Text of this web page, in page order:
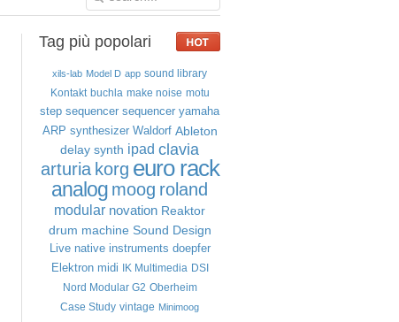
Tag più popolari
xils-lab Model D app sound library
Kontakt buchla make noise motu
step sequencer sequencer yamaha
ARP synthesizer Waldorf Ableton
delay synth ipad clavia
arturia korg euro rack
analog moog roland
modular novation Reaktor
drum machine Sound Design
Live native instruments doepfer
Elektron midi IK Multimedia DSI
Nord Modular G2 Oberheim
Case Study vintage Minimoog